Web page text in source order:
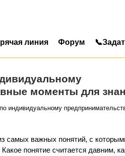
линия Форум
моменты для
индивидуальному
самых важных понятий, с
понятие считается давним,